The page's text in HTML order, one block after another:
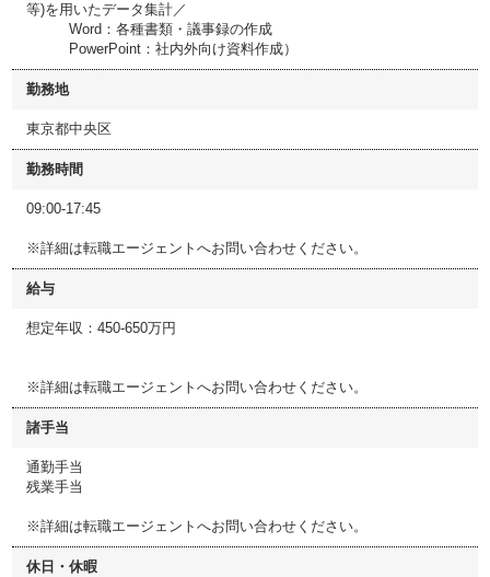
等)を用いたデータ集計／
Word：各種書類・議事録の作成
PowerPoint：社内外向け資料作成）
勤務地
東京都中央区
勤務時間
09:00-17:45
※詳細は転職エージェントへお問い合わせください。
給与
想定年収：450-650万円
※詳細は転職エージェントへお問い合わせください。
諸手当
通勤手当
残業手当
※詳細は転職エージェントへお問い合わせください。
休日・休暇